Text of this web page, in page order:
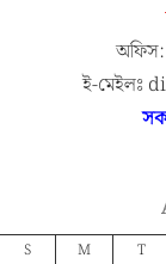
ই-মেইলঃ
S M T